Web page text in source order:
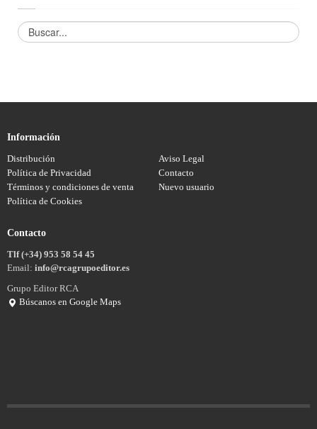
Información
Distribución
Aviso Legal
Política de Privacidad
Contacto
Términos y condiciones de venta
Nuevo usuario
Política de Cookies
Contacto
Tlf (+34) 953 58 54 45
Email: info@rcagrupoeditor.es
Grupo Editor RCA
Búscanos en Google Maps